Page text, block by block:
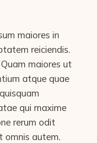
maiores in
reiciendis.
maiores ut
atque quae
qui maxime
rerum odit
omnis autem.